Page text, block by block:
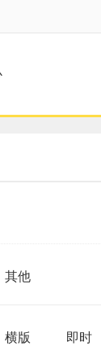
其他
横版 即时